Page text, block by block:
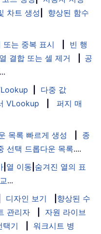
차트 생성
향상된 함수
또는 중복 표시
빈 행
결합 또는 셀 제거
공
...
다중 값
VLookup
퍼지 매
목록 빠르게 생성
종
선택 드롭다운 목록....
열 이동 숨겨진 열의 표
...
디자인 보기
향상된 수
관리자
자원 라이브
택기
워크시트 병